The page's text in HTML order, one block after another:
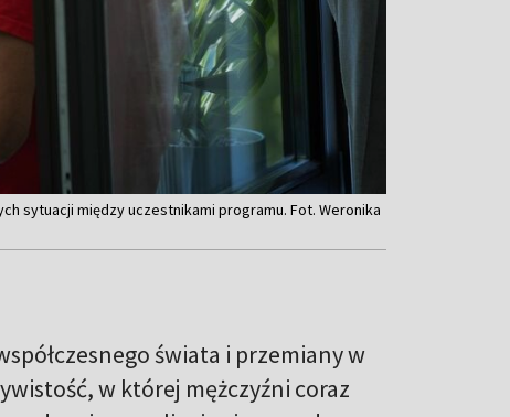
sytuacji między uczestnikami programu. Fot. Weronika
świata i przemiany w
w której mężczyźni coraz